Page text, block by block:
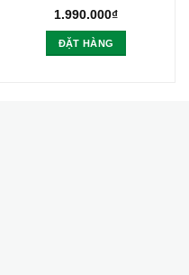
1.990.000₫
ĐẶT HÀNG